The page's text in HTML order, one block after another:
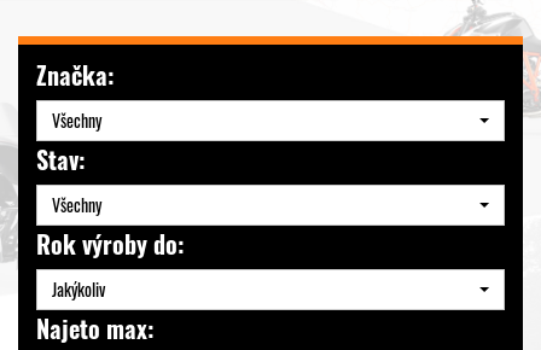
Značka:
Všechny
Stav:
Všechny
Rok výroby do:
Jakýkoliv
Najeto max: